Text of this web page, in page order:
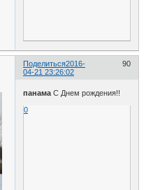
Поделиться 90
2016-
04-21 23:26:02
панама С Днем рождения!!
0